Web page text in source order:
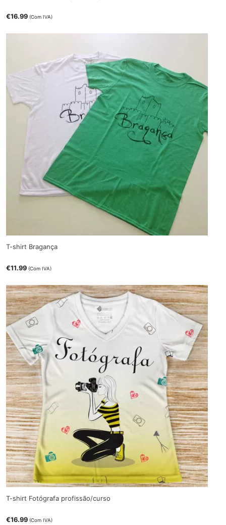
€16.99 (Com IVA)
T-shirt Bragança
€11.99 (Com IVA)
T-shirt Fotógrafa profissão/curso
€16.99 (Com IVA)